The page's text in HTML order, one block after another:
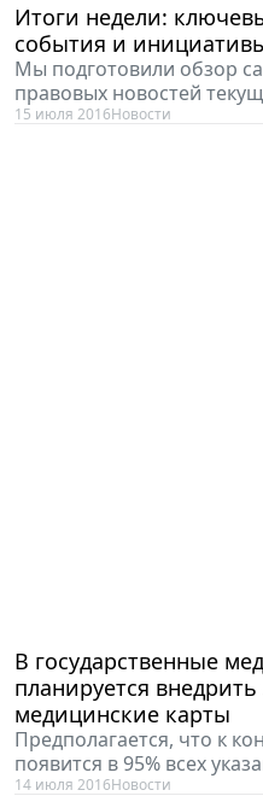
Итоги недели:
события и
Мы подготовили обзор
правовых новостей
15 июля 2016Новости
В государственные
планируется
медицинские карты
Предполагается, что к
появится в 95% всех
14 июля 2016Новости